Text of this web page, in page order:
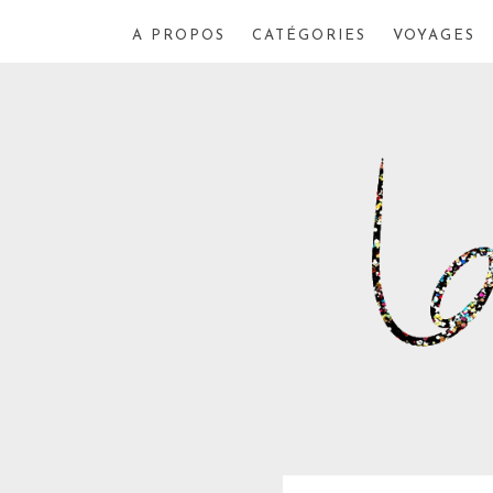
A PROPOS CATÉGORIES VOYAGES